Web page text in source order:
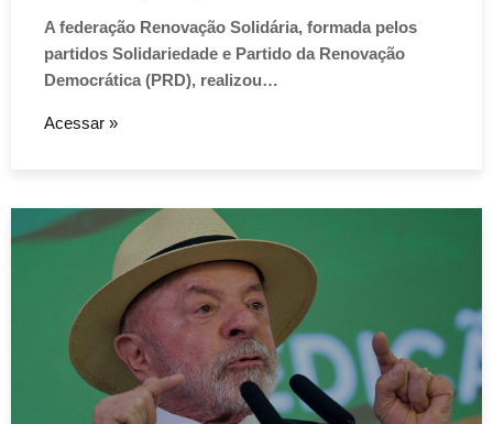
A federação Renovação Solidária, formada pelos
partidos Solidariedade e Partido da Renovação
Democrática (PRD), realizou…
Acessar »